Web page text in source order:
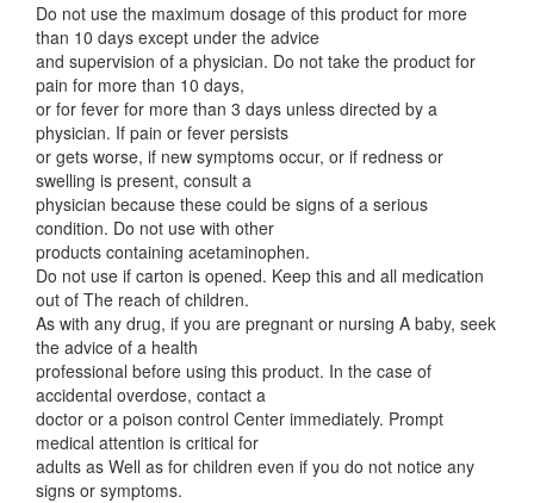
Do not use the maximum dosage of this product for more
than 10 days except under the advice
and supervision of a physician. Do not take the product for
pain for more than 10 days,
or for fever for more than 3 days unless directed by a
physician. If pain or fever persists
or gets worse, if new symptoms occur, or if redness or
swelling is present, consult a
physician because these could be signs of a serious
condition. Do not use with other
products containing acetaminophen.
Do not use if carton is opened. Keep this and all medication
out of The reach of children.
As with any drug, if you are pregnant or nursing A baby, seek
the advice of a health
professional before using this product. In the case of
accidental overdose, contact a
doctor or a poison control Center immediately. Prompt
medical attention is critical for
adults as Well as for children even if you do not notice any
signs or symptoms.